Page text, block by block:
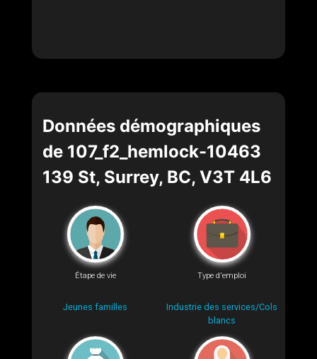
Données démographiques
de 107_f2_hemlock-10463
139 St, Surrey, BC, V3T 4L6
Étape de vie
Jeunes familles
Type d'emploi
Industrie des services/Cols
blancs